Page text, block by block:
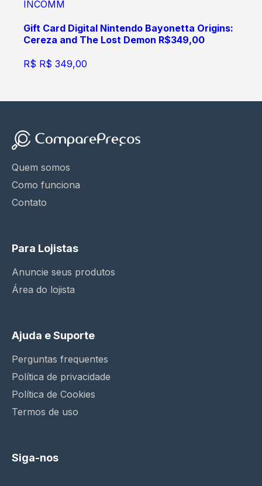
INCOMM
Gift Card Digital Nintendo Bayonetta Origins:
Cereza and The Lost Demon R$349,00
R$ R$ 349,00
Quem somos
Como funciona
Contato
Para Lojistas
Anuncie seus produtos
Área do lojista
Ajuda e Suporte
Perguntas frequentes
Política de privacidade
Política de Cookies
Termos de uso
Siga-nos